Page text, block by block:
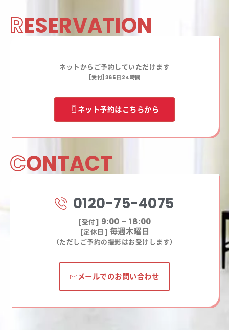
RESERVATION
ネットからご予約していただけます
[受付]365日24時間
ネット予約はこちらから
CONTACT
0120-75-4075
[受付] 9:00 – 18:00
[定休日] 毎週木曜日
（ただしご予約の撮影はお受けします）
メールでのお問い合わせ